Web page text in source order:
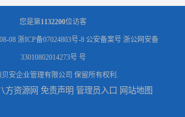
您是第1132200位访客
08 浙ICP备07024803号-8 公安备案号 浙公网安备
33010802014273号 号
贝安企业管理有限公司 保留所有权利.
方资源网 免责声明 管理员入口 网站地图